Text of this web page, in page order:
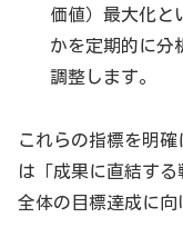
価値）最大化と
かを定期的に分
調整します。
これらの指標を明
は「成果に直結す
全体の目標達成に向